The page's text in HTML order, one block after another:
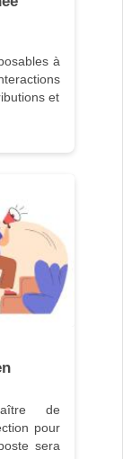
à
et
de
pour
sera